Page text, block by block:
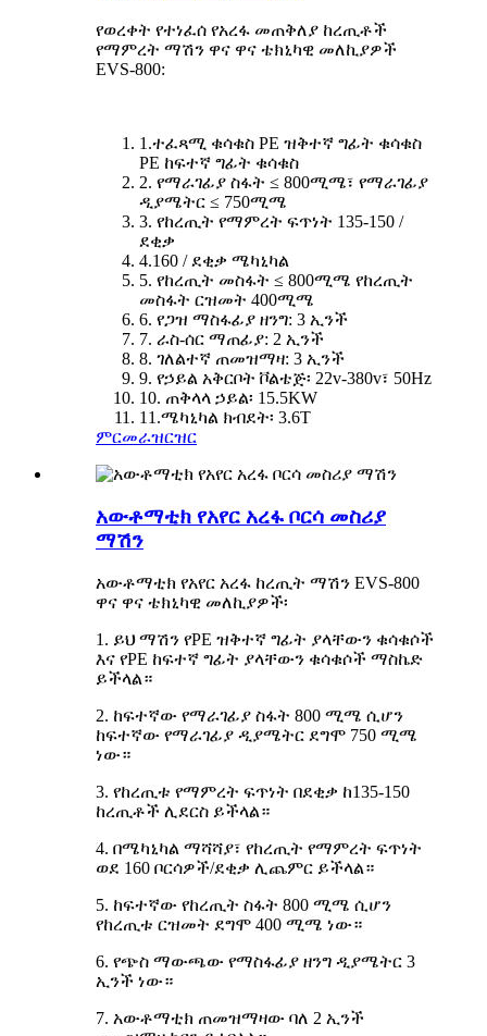
የወረቀት የተነፈሰ የአረፋ መጠቅለያ ከረጢቶች
የማምረት ማሽን ዋና ዋና ቴክኒካዊ መለኪያዎች
EVS-800:
1.ተፈጻሚ ቁሳቁስ PE ዝቅተኛ ግፊት ቁሳቁስ
PE ከፍተኛ ግፊት ቁሳቁስ
2. የማራገፊያ ስፋት ≤ 800ሚሜ፣ የማራገፊያ
ዲያሜትር ≤ 750ሚሜ
3. የከረጢት የማምረት ፍጥነት 135-150 /
ደቂቃ
4.160 / ደቂቃ ሜካኒካል
5. የከረጢት መስፋት ≤ 800ሚሜ የከረጢት
መስፋት ርዝመት 400ሚሜ
6. የጋዝ ማስፋፊያ ዘንግ: 3 ኢንች
7. ራስ-ሰር ማጠፊያ: 2 ኢንች
8. ገለልተኛ ጠመዝማዛ: 3 ኢንች
9. የኃይል አቅርቦት ቮልቴጅ፡ 22v-380v፣ 50Hz
10. ጠቅላላ ኃይል፡ 15.5KW
11.ሜካኒካል ክብደት፡ 3.6T
ምርመራዝርዝር
አውቶማቲክ የአየር አረፋ ቦርሳ መስሪያ
ማሽን
አውቶማቲክ የአየር አረፋ ከረጢት ማሽን EVS-800
ዋና ዋና ቴክኒካዊ መለኪያዎች፡
1. ይህ ማሽን የPE ዝቅተኛ ግፊት ያላቸውን ቁሳቁሶች
እና የPE ከፍተኛ ግፊት ያላቸውን ቁሳቁሶች ማስኬድ
ይችላል።
2. ከፍተኛው የማራገፊያ ስፋት 800 ሚሜ ሲሆን
ከፍተኛው የማራገፊያ ዲያሜትር ደግሞ 750 ሚሜ
ነው።
3. የከረጢቱ የማምረት ፍጥነት በደቂቃ ከ135-150
ከረጢቶች ሊደርስ ይችላል።
4. በሜካኒካል ማሻሻያ፣ የከረጢት የማምረት ፍጥነት
ወደ 160 ቦርሳዎች/ደቂቃ ሊጨምር ይችላል።
5. ከፍተኛው የከረጢት ስፋት 800 ሚሜ ሲሆን
የከረጢቱ ርዝመት ደግሞ 400 ሚሜ ነው።
6. የጭስ ማውጫው የማስፋፊያ ዘንግ ዲያሜትር 3
ኢንች ነው።
7. አውቶማቲክ ጠመዝማዛው ባለ 2 ኢንች